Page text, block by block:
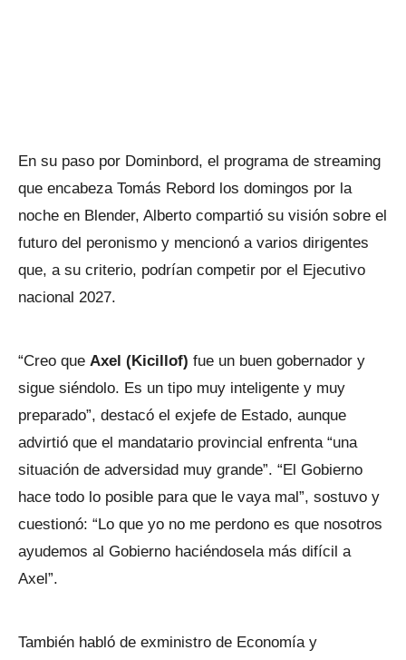
En su paso por Dominbord, el programa de streaming
que encabeza Tomás Rebord los domingos por la
noche en Blender, Alberto compartió su visión sobre el
futuro del peronismo y mencionó a varios dirigentes
que, a su criterio, podrían competir por el Ejecutivo
nacional 2027.
“Creo que Axel (Kicillof) fue un buen gobernador y
sigue siéndolo. Es un tipo muy inteligente y muy
preparado”, destacó el exjefe de Estado, aunque
advirtió que el mandatario provincial enfrenta “una
situación de adversidad muy grande”. “El Gobierno
hace todo lo posible para que le vaya mal”, sostuvo y
cuestionó: “Lo que yo no me perdono es que nosotros
ayudemos al Gobierno haciéndosela más difícil a
Axel”.
También habló de exministro de Economía y